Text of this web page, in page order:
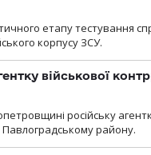
етапу тестування
корпусу ЗСУ.
військової
російську
району.